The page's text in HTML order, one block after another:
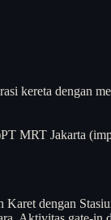
kereta dengan
PT MRT Jakarta
dengan